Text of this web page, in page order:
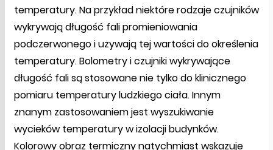
temperatury. Na przykład niektóre rodzaje czujników
wykrywają długość fali promieniowania
podczerwonego i używają tej wartości do określenia
temperatury. Bolometry i czujniki wykrywające
długość fali są stosowane nie tylko do klinicznego
pomiaru temperatury ludzkiego ciała. Innym
znanym zastosowaniem jest wyszukiwanie
wycieków temperatury w izolacji budynków.
Kolorowy obraz termiczny natychmiast wskazuje